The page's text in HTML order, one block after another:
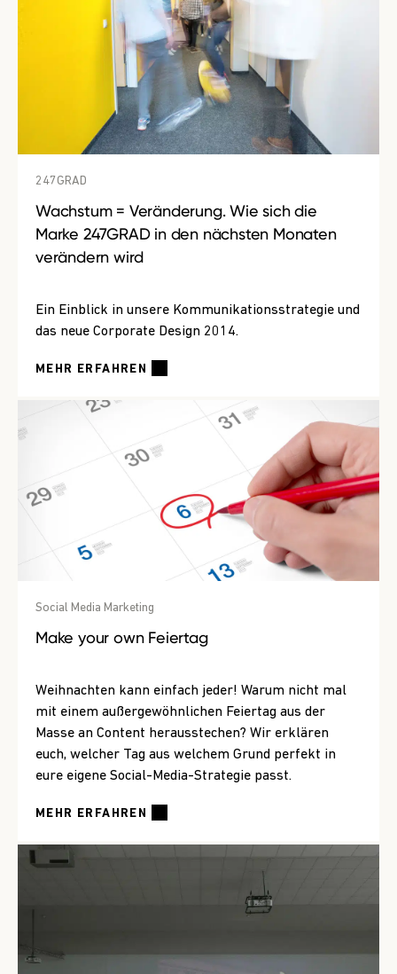
247GRAD
Wachstum = Veränderung. Wie sich die
Marke 247GRAD in den nächsten Monaten
verändern wird
Ein Einblick in unsere Kommunikationsstrategie und
das neue Corporate Design 2014.
MEHR ERFAHREN
Social Media Marketing
Make your own Feiertag
Weihnachten kann einfach jeder! Warum nicht mal
mit einem außergewöhnlichen Feiertag aus der
Masse an Content herausstechen? Wir erklären
euch, welcher Tag aus welchem Grund perfekt in
eure eigene Social-Media-Strategie passt.
MEHR ERFAHREN